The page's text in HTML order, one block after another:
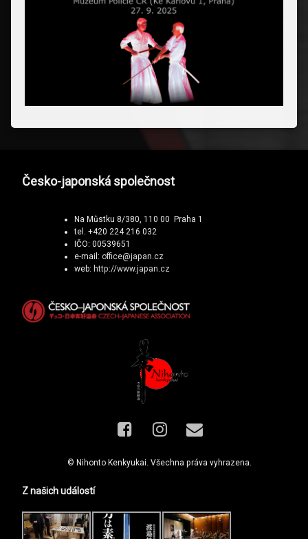
Česko-japonská společnost
Na Můstku 8/380, 110 00 Praha 1
tel. +420 224 216 032
IČO: 00539651
e-mail: office@japan.cz
web: http://www.japan.cz
Facebook
Instagram
E-mail
© Nihonto Kenkyukai. Všechna práva vyhrazena.
Z našich událostí